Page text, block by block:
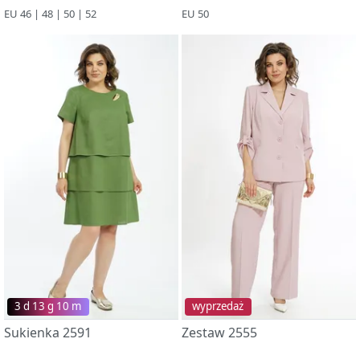
EU 46 | 48 | 50 | 52 EU 50
3 d 13 g 09 m
Sukienka 2591
wyprzedaż
Zestaw 2555